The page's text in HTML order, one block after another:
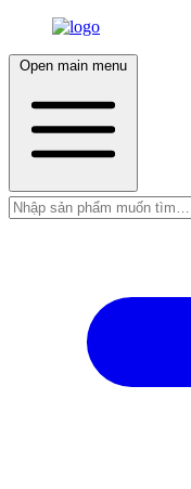
Open main menu